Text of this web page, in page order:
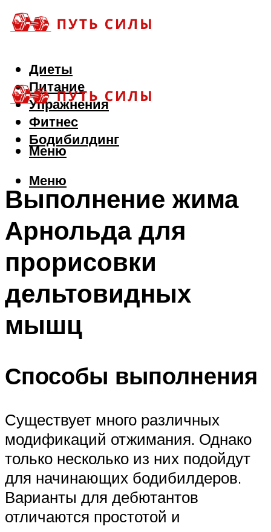
Диеты
Питание
Упражнения
Фитнес
Бодибилдинг
Меню
Меню
Выполнение жима
Арнольда для
прорисовки
дельтовидных
мышц
Способы выполнения
Существует много различных
модификаций отжимания. Однако
только несколько из них подойдут
для начинающих бодибилдеров.
Варианты для дебютантов
отличаются простотой и